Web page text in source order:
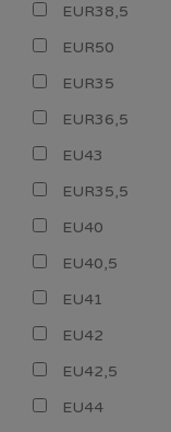
EUR38,5
EUR50
EUR35
EUR36,5
EU43
EUR35,5
EU40
EU40,5
EU41
EU42
EU42,5
EU44